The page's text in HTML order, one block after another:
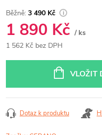
3 490 Kč
1 890 Kč / ks
1 562 Kč bez DPH
VLOŽIT
Dotaz k produktu